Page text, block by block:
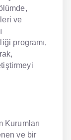
ve
programı,
Kurumları
ve bir